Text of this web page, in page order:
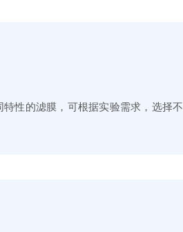
性的滤膜，可根据实验需求，选择不